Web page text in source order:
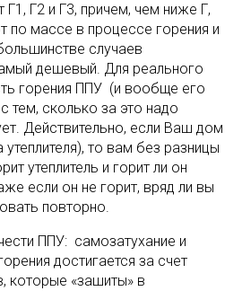
Г2 и Г3, причем, чем ниже Г,
по массе в процессе горения и
случаев
дешевый. Для реального
горения ППУ (и вообще его
тем, сколько за это надо
Действительно, если Ваш дом
утеплителя), то вам без разницы
утеплитель и горит ли он
если он не горит, вряд ли вы
повторно.
ППУ: самозатухание и
достигается за счет
которые «зашиты» в